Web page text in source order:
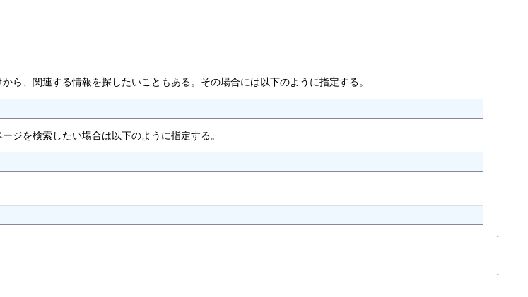
ら、関連する情報を探したいこともある。その場合には以下のように指定する。
ジを検索したい場合は以下のように指定する。
↑
↑